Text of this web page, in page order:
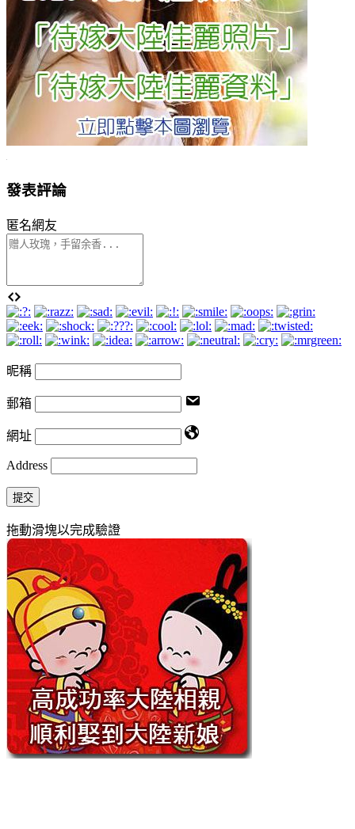
發表評論
匿名網友
昵稱
郵箱
網址
Address
提交
拖動滑塊以完成驗證